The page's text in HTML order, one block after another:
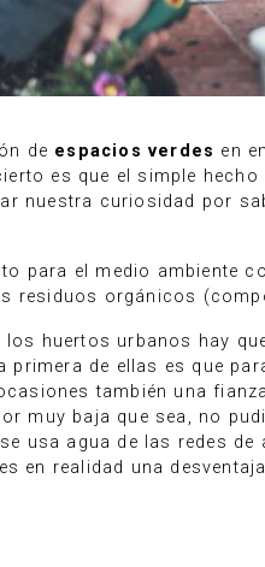
de espacios verdes en
es que el simple
nuestra curiosidad por
para el medio ambiente
residuos orgánicos
huertos urbanos hay
de ellas es que
también una
muy baja que sea, no
usa agua de las redes
en realidad una